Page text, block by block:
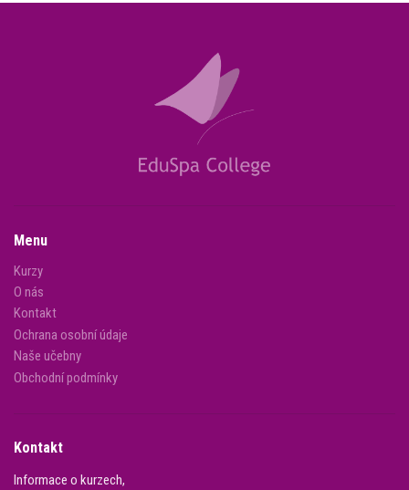
Menu
Kurzy
O nás
Kontakt
Ochrana osobní údaje
Naše učebny
Obchodní podmínky
Kontakt
Informace o kurzech,